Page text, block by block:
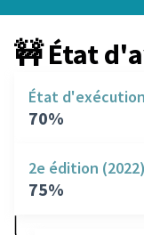
🚧 État
État
70%
2e édition (2022)
75%